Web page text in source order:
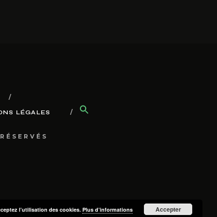
LÉGALES
l’utilisation des cookies. Plus d’informations Accepter